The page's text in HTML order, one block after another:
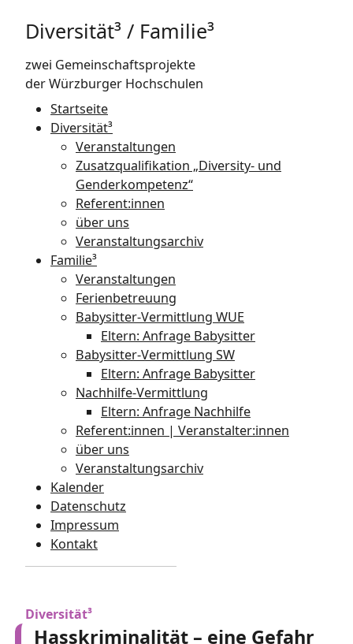
Diversität³ / Familie³
zwei Gemeinschaftsprojekte
der Würzburger Hochschulen
Startseite
Diversität³
Veranstaltungen
Zusatzqualifikation „Diversity- und
Gender­kompetenz“
Referent:innen
über uns
Veranstaltungsarchiv
Familie³
Veranstaltungen
Ferienbetreuung
Babysitter-Vermittlung WUE
Eltern: Anfrage Babysitter
Babysitter-Vermittlung SW
Eltern: Anfrage Babysitter
Nachhilfe-Vermittlung
Eltern: Anfrage Nachhilfe
Referent:innen | Veranstalter:innen
über uns
Veranstaltungsarchiv
Kalender
Datenschutz
Impressum
Kontakt
Diversität³
Hasskriminalität – eine Gefahr